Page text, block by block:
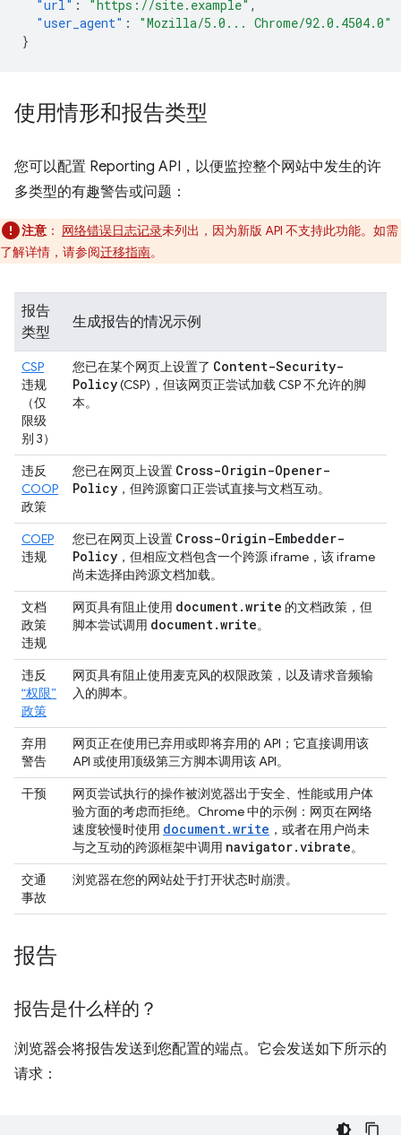
"url" : "https://site.example" ,
"user_agent" :
"Mozilla/5.0... Chrome/92.0.4504.0"
}
使用情形和报告类型
您可以配置 Reporting API，以便监控整个网站中发生的许
多类型的有趣警告或问题：
注意 ： 网络错误日志记录未列出，因为新版 API 不支持此功能。如需
了解详情，请参阅迁移指南。
报告
类型
生成报告的情况示例
CSP
违规
（仅
限级
别 3）
您已在某个网页上设置了 Content-Security-
Policy(CSP)，但该网页正尝试加载 CSP 不允许的脚
本。
违反
COOP
政策
您已在网页上设置 Cross-Origin-Opener-
Policy ，但跨源窗口正尝试直接与文档互动。
COEP
违规
您已在网页上设置 Cross-Origin-Embedder-
Policy ，但相应文档包含一个跨源 iframe，该 iframe
尚未选择由跨源文档加载。
文档
政策
违规
网页具有阻止使用 document .write 的文档政策，但
脚本尝试调用 document .write。
违反
“权限”
政策
网页具有阻止使用麦克风的权限政策，以及请求音频输
入的脚本。
弃用
警告
网页正在使用已弃用或即将弃用的 API；它直接调用该
API 或使用顶级第三方脚本调用该 API。
干预
网页尝试执行的操作被浏览器出于安全、性能或用户体
验方面的考虑而拒绝。Chrome 中的示例：网页在网络
速度较慢时使用 document.write ，或者在用户尚未
与之互动的跨源框架中调用 navigator.vibrate。
交通
事故
浏览器在您的网站处于打开状态时崩溃。
报告
报告是什么样的？
浏览器会将报告发送到您配置的端点。它会发送如下所示的
请求：